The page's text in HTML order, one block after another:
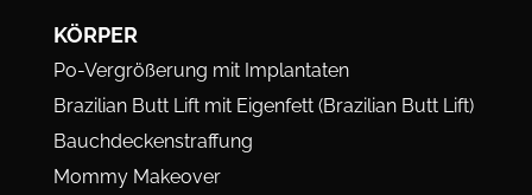
KÖRPER
Po-Vergrößerung mit Implantaten
Brazilian Butt Lift mit Eigenfett (Brazilian Butt Lift)
Bauchdeckenstraffung
Mommy Makeover